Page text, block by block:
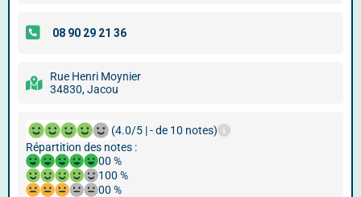
Rue Henri Moynier
34830, Jacou
(4.0/5 | - de 10 notes)
Répartition des notes :
00 %
100 %
00 %